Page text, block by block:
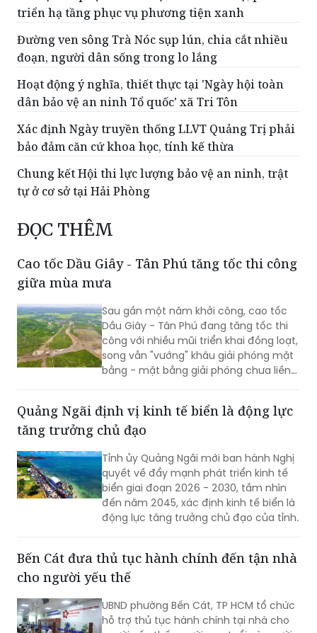
Hà Nội: Tiếp tục hoàn thiện cơ chế hỗ trợ, phát
triển hạ tầng phục vụ phương tiện xanh
Đường ven sông Trà Nóc sụp lún, chia cắt nhiều
đoạn, người dân sống trong lo lắng
Hoạt động ý nghĩa, thiết thực tại 'Ngày hội toàn
dân bảo vệ an ninh Tổ quốc' xã Tri Tôn
Xác định Ngày truyền thống LLVT Quảng Trị phải
bảo đảm căn cứ khoa học, tính kế thừa
Chung kết Hội thi lực lượng bảo vệ an ninh, trật
tự ở cơ sở tại Hải Phòng
ĐỌC THÊM
Cao tốc Dầu Giây - Tân Phú tăng tốc thi công
giữa mùa mưa
Sau gần một năm khởi công, cao tốc
Dầu Giây - Tân Phú đang tăng tốc thi
song vẫn "vướng" khâu giải phóng mặt
bằng - mặt bằng giải phóng chưa liền
mạch.
Quảng Ngãi định vị kinh tế biển là động lực
tăng trưởng chủ đạo
Tỉnh ủy Quảng Ngãi mới ban hành Nghị
quyết về đẩy mạnh phát triển kinh tế
đến năm 2045, xác định kinh tế biển là
động lực tăng trưởng chủ đạo của tỉnh.
Bến Cát đưa thủ tục hành chính đến tận nhà
cho người yếu thế